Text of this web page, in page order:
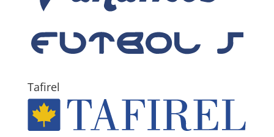
Tafirel